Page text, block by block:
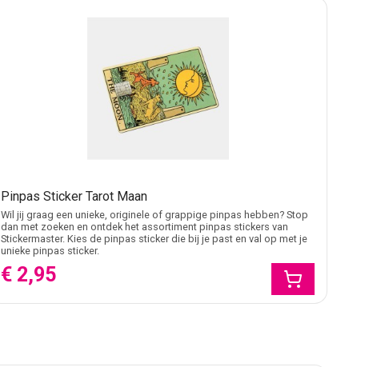
Pinpas Sticker Tarot Maan
Wil jij graag een unieke, originele of grappige pinpas hebben? Stop
dan met zoeken en ontdek het assortiment pinpas stickers van
Stickermaster. Kies de pinpas sticker die bij je past en val op met je
unieke pinpas sticker.
€ 2,95